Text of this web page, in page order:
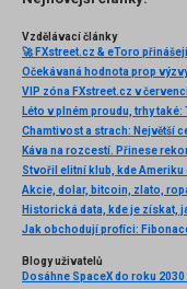
Vzdělávací články
Očekávaná hodnota prop
VIP zóna FXstreet.cz v
Káva na rozcestí. Přinese
Akcie, dolar, bitcoin, zlato,
Blogy uživatelů
Dosáhne SpaceX do roku